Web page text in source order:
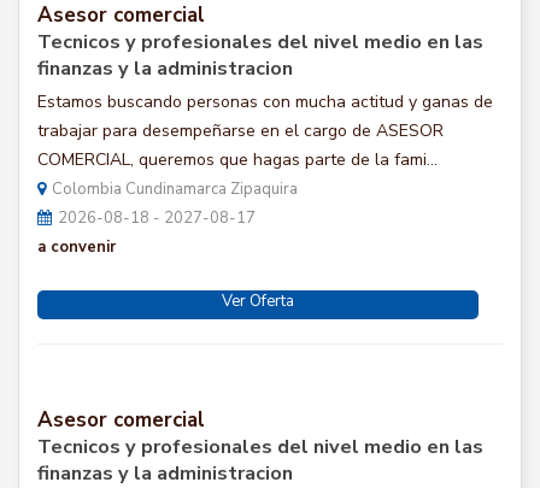
Asesor comercial
Tecnicos y profesionales del nivel medio en las
finanzas y la administracion
Estamos buscando personas con mucha actitud y ganas de
trabajar para desempeñarse en el cargo de ASESOR
COMERCIAL, queremos que hagas parte de la fami...
Colombia Cundinamarca Zipaquira
2026-08-18 - 2027-08-17
a convenir
Ver Oferta
Asesor comercial
Tecnicos y profesionales del nivel medio en las
finanzas y la administracion